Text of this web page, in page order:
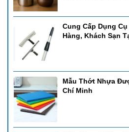
Cung Cấp Dụng
Hàng, Khách Sạn
Mẫu Thớt Nhựa
Chí Minh